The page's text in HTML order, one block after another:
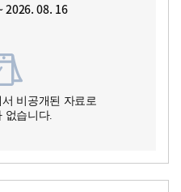
2026. 08. 16
비공개된 자료로
없습니다.